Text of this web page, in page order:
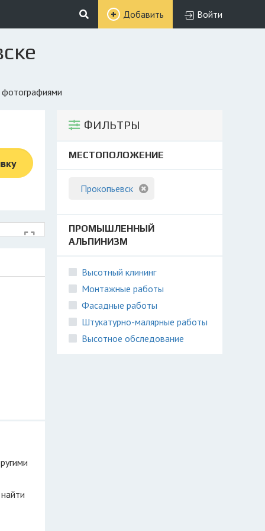
Добавить Войти
фотографиями
ФИЛЬТРЫ
МЕСТОПОЛОЖЕНИЕ
Прокопьевск
ПРОМЫШЛЕННЫЙ
АЛЬПИНИЗМ
Высотный клининг
Монтажные работы
Фасадные работы
Штукатурно-малярные работы
Высотное обследование